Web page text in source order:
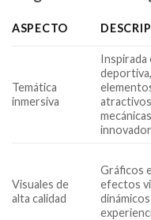
ASPECTO
Temática
inmersiva
Inspirada
Visuales de
alta calidad
Gráficos
efectos